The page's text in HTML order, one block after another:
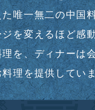
唯一無二の中国
を変えるほど感
を、ディナーは
理を提供してい